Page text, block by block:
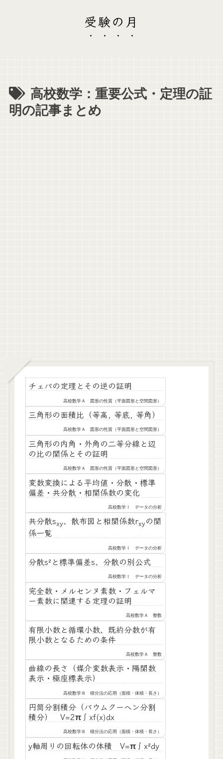
受験の月
高校数学：重要公式・定理の証
明の記事まとめ
チェバの定理とその逆の証明
高校数学Ａ 図形の性質（平面図形と空間図形）
三角形の面積比（等高, 等底, 等角）
高校数学Ａ 図形の性質（平面図形と空間図形）
三角形の内角・外角の二等分線と辺
の比の関係とその証明
高校数学Ａ 図形の性質（平面図形と空間図形）
変数変換による平均値・分散・標準
偏差・共分散・相関係数の変化
高校数学Ⅰ データの分析
共分散sxy、散布図と相関係数rxyの関
係一覧
高校数学Ⅰ データの分析
分散s²と標準偏差s、分散の別公式
高校数学Ⅰ データの分析
完全数・メルセンヌ素数・フェルマ
ー素数に関連する定理の証明
高校数学Ａ 整数
有限小数と循環小数、既約分数が有
限小数となるための条件
高校数学Ａ 整数
曲線の長さ（媒介変数表示・陽関数
表示・極座標表示）
高校数学Ⅲ 積分法の応用（面積・体積・長さ）
円筒分割積分（バウムクーヘン分割
積分） V=2π∫xf(x)dx
高校数学Ⅲ 積分法の応用（面積・体積・長さ）
y軸周りの回転体の体積 V=π∫x²dy